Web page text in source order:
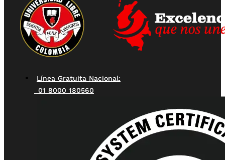
Línea Gratuita Nacional:
01 8000 180560